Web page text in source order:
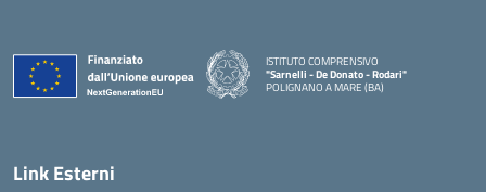
ISTITUTO COMPRENSIVO
"Sarnelli - De Donato - Rodari"
POLIGNANO A MARE (BA)
Link Esterni